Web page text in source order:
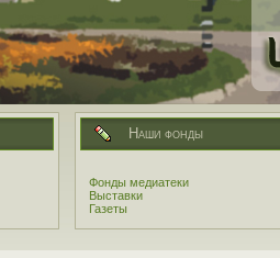
Наши фонды
Фонды медиатеки
Выставки
Газеты